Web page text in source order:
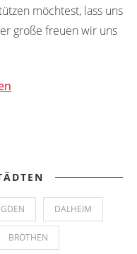
möchtest, lass uns
große freuen wir uns
DALHEIM
BRÖTHEN